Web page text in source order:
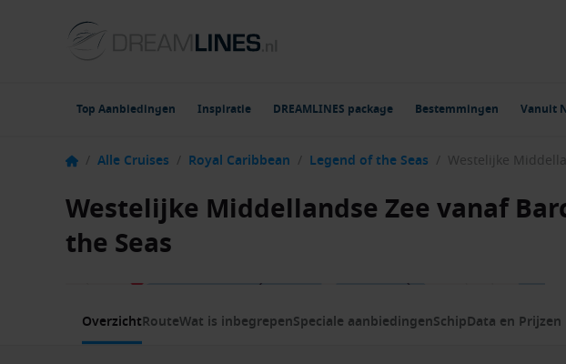
Top Aanbiedingen Inspiratie DREAMLINES package Bestemmingen Vanuit
/ Alle Cruises / Royal Caribbean / Legend of the Seas /
Westelijke Middellandse Zee vanaf
the Seas
1 / 9
OverzichtRouteWat is inbegrepenSpeciale aanbiedingenSchipData en Prijzen